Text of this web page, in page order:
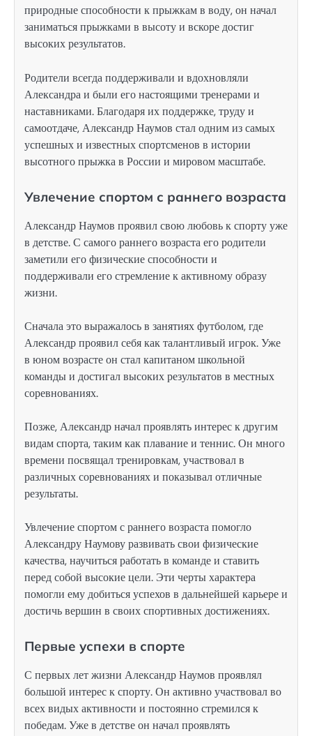
природные способности к прыжкам в воду, он начал
заниматься прыжками в высоту и вскоре достиг
высоких результатов.
Родители всегда поддерживали и вдохновляли
Александра и были его настоящими тренерами и
наставниками. Благодаря их поддержке, труду и
самоотдаче, Александр Наумов стал одним из самых
успешных и известных спортсменов в истории
высотного прыжка в России и мировом масштабе.
Увлечение спортом с раннего возраста
Александр Наумов проявил свою любовь к спорту уже
в детстве. С самого раннего возраста его родители
заметили его физические способности и
поддерживали его стремление к активному образу
жизни.
Сначала это выражалось в занятиях футболом, где
Александр проявил себя как талантливый игрок. Уже
в юном возрасте он стал капитаном школьной
команды и достигал высоких результатов в местных
соревнованиях.
Позже, Александр начал проявлять интерес к другим
видам спорта, таким как плавание и теннис. Он много
времени посвящал тренировкам, участвовал в
различных соревнованиях и показывал отличные
результаты.
Увлечение спортом с раннего возраста помогло
Александру Наумову развивать свои физические
качества, научиться работать в команде и ставить
перед собой высокие цели. Эти черты характера
помогли ему добиться успехов в дальнейшей карьере и
достичь вершин в своих спортивных достижениях.
Первые успехи в спорте
С первых лет жизни Александр Наумов проявлял
большой интерес к спорту. Он активно участвовал во
всех видых активности и постоянно стремился к
победам. Уже в детстве он начал проявлять